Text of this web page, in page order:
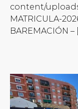
content/
MATRICULA-
BAREMACIÓN –